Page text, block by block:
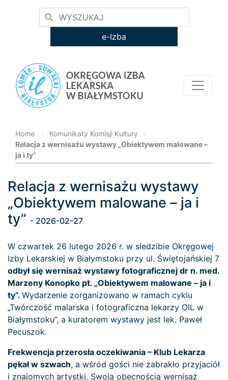
e-Izba
Home > Komunikaty Komisji Kultury
>
Relacja z wernisażu wystawy „Obiektywem malowane –
ja i ty”
Loading...
Relacja z wernisażu wystawy
„Obiektywem malowane – ja i
ty” - 2026-02-27
W czwartek 26 lutego 2026 r. w siedzibie Okręgowej
Izby Lekarskiej w Białymstoku przy ul. Świętojańskiej 7
odbył się wernisaż wystawy fotograficznej dr n. med.
Marzeny Konopko pt. „Obiektywem malowane – ja i
ty”. Wydarzenie zorganizowano w ramach cyklu
„Twórczość malarska i fotograficzna lekarzy OIL w
Białymstoku”, a kuratorem wystawy jest lek. Paweł
Pecuszok.
Frekwencja przerosła oczekiwania – Klub Lekarza
pękał w szwach, a wśród gości nie zabrakło przyjaciół
i znajomych artystki. Swoją obecnością wernisaż